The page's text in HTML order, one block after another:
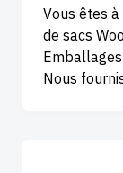
Vous êtes
de sacs
Nous